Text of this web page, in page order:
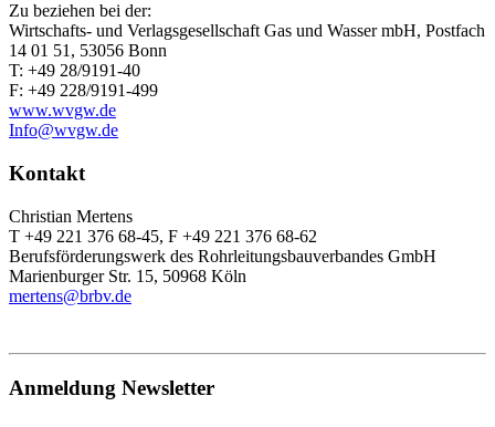
Zu beziehen bei der:
Wirtschafts- und Verlagsgesellschaft Gas und Wasser mbH, Postfach
14 01 51, 53056 Bonn
T: +49 28/9191-40
F: +49 228/9191-499
www.wvgw.de
Info@wvgw.de
Kontakt
Christian Mertens
T +49 221 376 68-45, F +49 221 376 68-62
Berufsförderungswerk des Rohrleitungsbauverbandes GmbH
Marienburger Str. 15, 50968 Köln
mertens@brbv.de
Anmeldung Newsletter